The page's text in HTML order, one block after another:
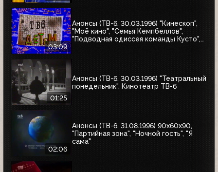
03:09
Анонсы (ТВ-6, 30.03.1996) "Кинескоп",
"Моё кино", "Семья Кемпбеллов",
"Подводная одиссея команды Кусто",
01:25
Анонсы (ТВ-6, 30.03.1996) "Театральный
понедельник", Кинотеатр ТВ-6
02:06
Анонсы (ТВ-6, 31.08.1996) 90x60x90,
"Партийная зона", "Ночной гость", "Я
сама"